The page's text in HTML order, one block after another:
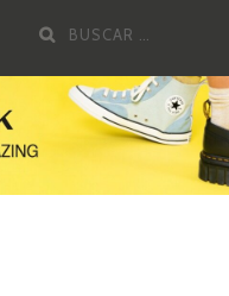
Buscar